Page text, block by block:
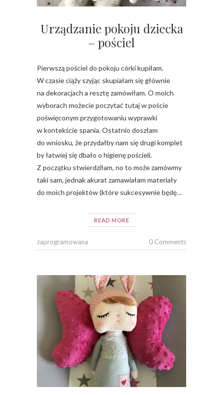
Urządzanie pokoju dziecka
– pościel
Pierwszą pościel do pokoju córki kupiłam.
W czasie ciąży szyjąc skupiałam się głównie
na dekoracjach a resztę zamówiłam. O moich
wyborach możecie poczytać tutaj w poście
poświęconym przygotowaniu wyprawki
w kontekście spania. Ostatnio doszłam
do wniosku, że przydałby nam się drugi komplet
by łatwiej się dbało o higienę pościeli.
Z początku stwierdziłam, no to może zamówmy
taki sam, jednak akurat zamawiałam materiały
do moich projektów (które sukcesywnie będę…
READ MORE
zaprogramowana 0 Comments